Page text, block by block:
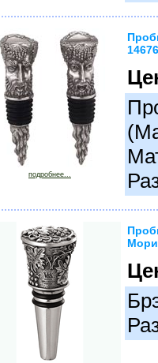
подробнее...
14676